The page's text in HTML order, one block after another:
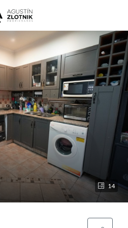
14